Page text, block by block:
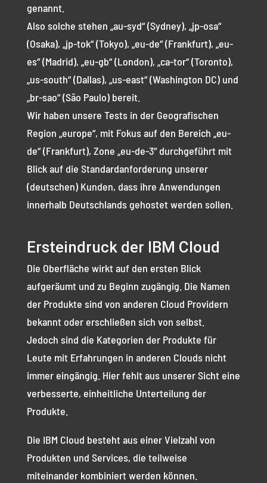
genannt.
Also solche stehen „au-syd“ (Sydney), „jp-osa“
(Osaka), „jp-tok“ (Tokyo), „eu-de“ (Frankfurt), „eu-
es“ (Madrid), „eu-gb“ (London), „ca-tor“ (Toronto),
„us-south“ (Dallas), „us-east“ (Washington DC) und
„br-sao“ (São Paulo) bereit.
Wir haben unsere Tests in der Geografischen
Region „europe“, mit Fokus auf den Bereich „eu-
de“ (Frankfurt), Zone „eu-de-3“ durchgeführt mit
Blick auf die Standardanforderung unserer
(deutschen) Kunden, dass ihre Anwendungen
innerhalb Deutschlands gehostet werden sollen.
Ersteindruck der IBM Cloud
Die Oberfläche wirkt auf den ersten Blick
aufgeräumt und zu Beginn zugängig. Die Namen
der Produkte sind von anderen Cloud Providern
bekannt oder erschließen sich von selbst.
Jedoch sind die Kategorien der Produkte für
Leute mit Erfahrungen in anderen Clouds nicht
immer eingängig. Hier fehlt aus unserer Sicht eine
verbesserte, einheitliche Unterteilung der
Produkte.
Die IBM Cloud besteht aus einer Vielzahl von
Produkten und Services, die teilweise
miteinander kombiniert werden können.